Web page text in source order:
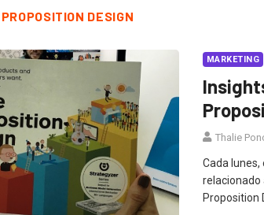
DESIGN
MARKETING
Thalie
Cada
relacionado
Proposition